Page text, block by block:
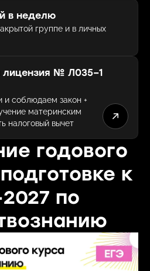
в неделю
группе и в личных
лицензия № Л035−1
и соблюдаем закон +
материнским
налоговый вычет
годового
к
по